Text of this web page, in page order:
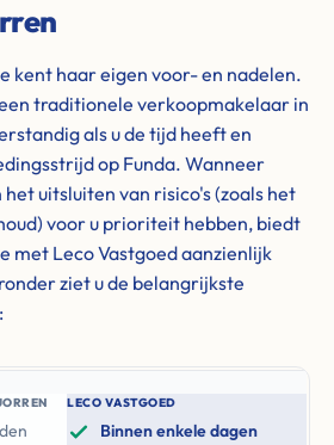
kent haar eigen voor- en nadelen.
traditionele verkoopmakelaar in
als u de tijd heeft en
op Funda. Wanneer
uitsluiten van risico's (zoals het
voor u prioriteit hebben, biedt
met Leco Vastgoed aanzienlijk
ziet u de belangrijkste
LECO VASTGOED
Binnen enkele dagen